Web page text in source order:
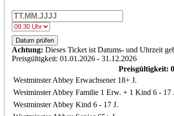
Datum prüfen
Achtung: Dieses Ticket ist Datums- und Uhrzeit
Preisgültigkeit: 01.01.2026 - 31.12.2026
Preisgültigkeit:
Westminster Abbey Erwachsener 18+ J.
Westminster Abbey Familie 1 Erw. + 1 Kind 6 - 17
Westminster Abbey Kind 6 - 17 J.